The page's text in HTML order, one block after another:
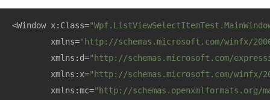
<Window x:Class=
        xmlns=
"http://schemas.microsoft.com/winfx/
        xmlns:d=
"http://schemas.microsoft.com/
        xmlns:x=
"http://schemas.microsoft.com/winfx/
        xmlns:mc=
"http://schemas.openxmlformats.org/